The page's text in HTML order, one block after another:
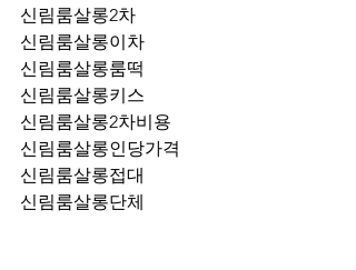
신림룸살롱2차
신림룸살롱이차
신림룸살롱룸떡
신림룸살롱키스
신림룸살롱2차비용
신림룸살롱인당가격
신림룸살롱접대
신림룸살롱단체